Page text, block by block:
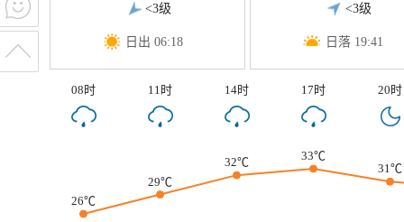
<3级
日出 06:18
<3级
日落 19:41
08时 11时 14时 17时 20时
26℃
29℃
32℃
33℃
31℃